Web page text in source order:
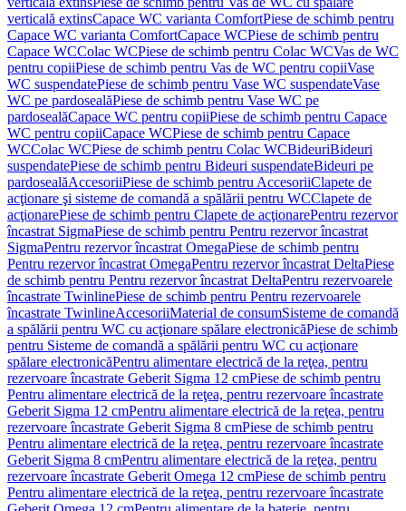
verticală extinsCapace WC varianta ComfortPiese de schimb pentru
Capace WC varianta ComfortCapace WCPiese de schimb pentru
Capace WCColac WCPiese de schimb pentru Colac WCVas de WC
pentru copiiPiese de schimb pentru Vas de WC pentru copiiVase
WC suspendatePiese de schimb pentru Vase WC suspendateVase
WC pe pardosealăPiese de schimb pentru Vase WC pe
pardosealăCapace WC pentru copiiPiese de schimb pentru Capace
WC pentru copiiCapace WCPiese de schimb pentru Capace
WCColac WCPiese de schimb pentru Colac WCBideuriBideuri
suspendatePiese de schimb pentru Bideuri suspendateBideuri pe
pardosealăAccesoriiPiese de schimb pentru AccesoriiClapete de
acţionare şi sisteme de comandă a spălării pentru WCClapete de
acţionarePiese de schimb pentru Clapete de acţionarePentru rezervor
încastrat SigmaPiese de schimb pentru Pentru rezervor încastrat
SigmaPentru rezervor încastrat OmegaPiese de schimb pentru
Pentru rezervor încastrat OmegaPentru rezervor încastrat DeltaPiese
de schimb pentru Pentru rezervor încastrat DeltaPentru rezervoarele
încastrate TwinlinePiese de schimb pentru Pentru rezervoarele
încastrate TwinlineAccesoriiMaterial de consumSisteme de comandă
a spălării pentru WC cu acţionare spălare electronicăPiese de schimb
pentru Sisteme de comandă a spălării pentru WC cu acţionare
spălare electronicăPentru alimentare electrică de la reţea, pentru
rezervoare încastrate Geberit Sigma 12 cmPiese de schimb pentru
Pentru alimentare electrică de la reţea, pentru rezervoare încastrate
Geberit Sigma 12 cmPentru alimentare electrică de la reţea, pentru
rezervoare încastrate Geberit Sigma 8 cmPiese de schimb pentru
Pentru alimentare electrică de la reţea, pentru rezervoare încastrate
Geberit Sigma 8 cmPentru alimentare electrică de la reţea, pentru
rezervoare încastrate Geberit Omega 12 cmPiese de schimb pentru
Pentru alimentare electrică de la reţea, pentru rezervoare încastrate